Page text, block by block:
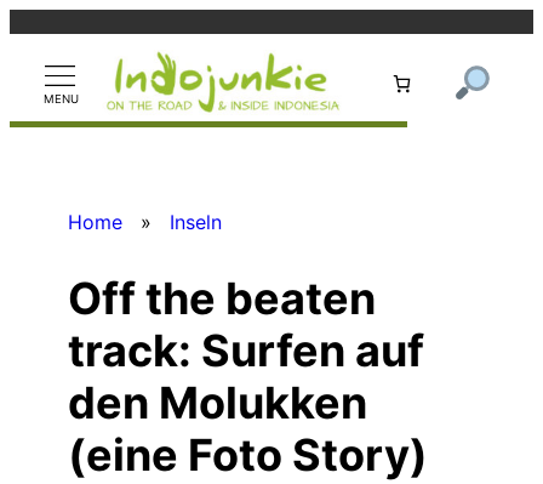
springen
Home » Inseln
Off the beaten
track: Surfen auf
den Molukken
(eine Foto Story)